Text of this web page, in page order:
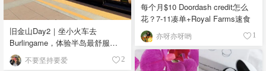
每个月$10 Doordash credit怎么
花？7-11凑单+Royal Farms速食
亦呀亦呀哟 1
旧金山Day2｜坐小火车去
Burlingame，体验半岛最舒服的
小镇生活🌿
不要坚持要爱 2